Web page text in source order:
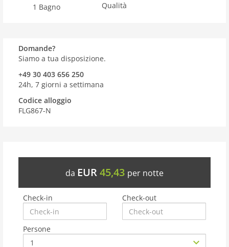
1 Bagno Qualità
Domande?
Siamo a tua disposizione.
+49 30 403 656 250
24h, 7 giorni a settimana
Codice alloggio
FLG867-N
da EUR45,43 per notte
Check-in Check-out
Persone